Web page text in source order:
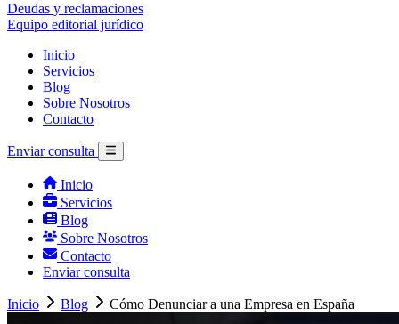
Deudas y reclamaciones
Equipo editorial jurídico
Inicio
Servicios
Blog
Sobre Nosotros
Contacto
Enviar consulta
Inicio
Servicios
Blog
Sobre Nosotros
Contacto
Enviar consulta
Inicio Blog Cómo Denunciar a una Empresa en España